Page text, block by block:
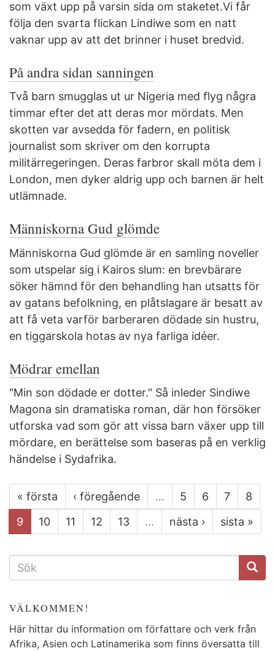
som växt upp på varsin sida om staketet.Vi får
följa den svarta flickan Lindiwe som en natt
vaknar upp av att det brinner i huset bredvid.
På andra sidan sanningen
Två barn smugglas ut ur Nigeria med flyg några
timmar efter det att deras mor mördats. Men
skotten var avsedda för fadern, en politisk
journalist som skriver om den korrupta
militärregeringen. Deras farbror skall möta dem i
London, men dyker aldrig upp och barnen är helt
utlämnade.
Människorna Gud glömde
Människorna Gud glömde är en samling noveller
som utspelar sig i Kairos slum: en brevbärare
söker hämnd för den behandling han utsatts för
av gatans befolkning, en plåtslagare är besatt av
att få veta varför barberaren dödade sin hustru,
en tiggarskola hotas av nya farliga idéer.
Mödrar emellan
"Min son dödade er dotter." Så inleder Sindiwe
Magona sin dramatiska roman, där hon försöker
utforska vad som gör att vissa barn växer upp till
mördare, en berättelse som baseras på en verklig
händelse i Sydafrika.
« första ‹ föregående … 5 6 7
8
9
10 11 12 13 … nästa › sista »
SÖKFORMULÄR
VÄLKOMMEN!
Här hittar du information om författare och verk från
Afrika, Asien och Latinamerika som finns översatta till